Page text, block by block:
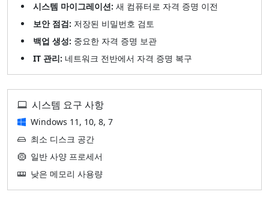
시스템 마이그레이션: 새 컴퓨터로 자격 증명 이전
보안 점검: 저장된 비밀번호 검토
백업 생성: 중요한 자격 증명 보관
IT 관리: 네트워크 전반에서 자격 증명 복구
시스템 요구 사항
Windows 11, 10, 8, 7
최소 디스크 공간
일반 사양 프로세서
낮은 메모리 사용량